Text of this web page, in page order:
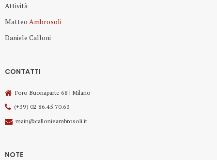
Attività
Matteo Ambrosoli
Daniele Calloni
CONTATTI
Foro Buonaparte 68 | Milano
(+39) 02 86.45.70.63
main@callonieambrosoli.it
NOTE